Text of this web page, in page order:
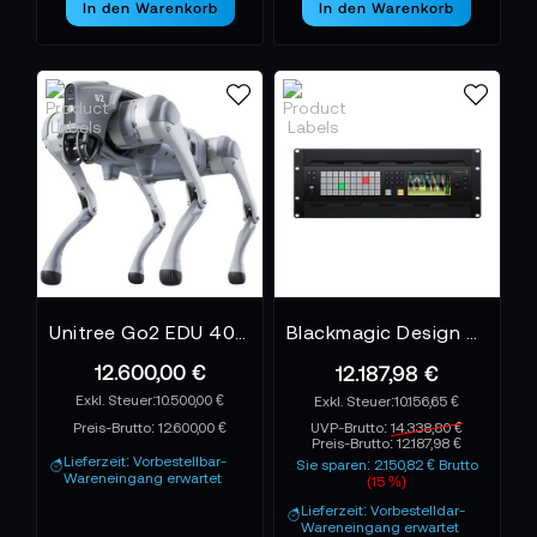
In den Warenkorb In den Warenkorb
12.600,00 €
10.500,00 €
Preis-Brutto:12.600,00 €
Lieferzeit: Vorbestellbar-
Wareneingang erwartet
12.187,98 €
10.156,65 €
UVP-Brutto:14.338,80 €
Preis-Brutto:12.187,98 €
Sie sparen: 2.150,82 € Brutto
(15 %)
Lieferzeit: Vorbestelldar-
Wareneingang erwartet